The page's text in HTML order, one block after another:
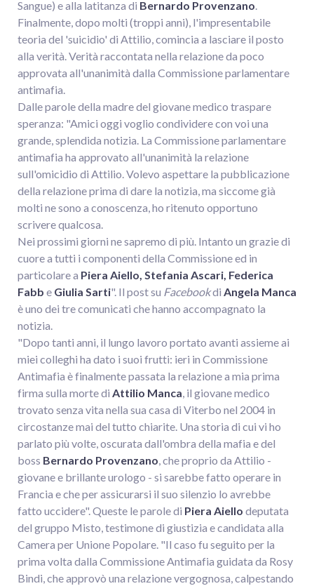
Sangue) e alla latitanza di Bernardo Provenzano.
Finalmente, dopo molti (troppi anni), l'impresentabile
teoria del 'suicidio' di Attilio, comincia a lasciare il posto
alla verità. Verità raccontata nella relazione da poco
approvata all'unanimità dalla Commissione parlamentare
antimafia.
Dalle parole della madre del giovane medico traspare
speranza: "Amici oggi voglio condividere con voi una
grande, splendida notizia. La Commissione parlamentare
antimafia ha approvato all'unanimità la relazione
sull'omicidio di Attilio. Volevo aspettare la pubblicazione
della relazione prima di dare la notizia, ma siccome già
molti ne sono a conoscenza, ho ritenuto opportuno
scrivere qualcosa.
Nei prossimi giorni ne sapremo di più. Intanto un grazie di
cuore a tutti i componenti della Commissione ed in
particolare a Piera Aiello, Stefania Ascari, Federica
Fabb e Giulia Sarti". Il post su Facebookdi Angela Manca
è uno dei tre comunicati che hanno accompagnato la
notizia.
"Dopo tanti anni, il lungo lavoro portato avanti assieme ai
miei colleghi ha dato i suoi frutti: ieri in Commissione
Antimafia è finalmente passata la relazione a mia prima
firma sulla morte di Attilio Manca, il giovane medico
trovato senza vita nella sua casa di Viterbo nel 2004 in
circostanze mai del tutto chiarite. Una storia di cui vi ho
parlato più volte, oscurata dall'ombra della mafia e del
boss Bernardo Provenzano, che proprio da Attilio -
giovane e brillante urologo - si sarebbe fatto operare in
Francia e che per assicurarsi il suo silenzio lo avrebbe
fatto uccidere". Queste le parole di Piera Aiello deputata
del gruppo Misto, testimone di giustizia e candidata alla
Camera per Unione Popolare. "Il caso fu seguito per la
prima volta dalla Commissione Antimafia guidata da Rosy
Bindi, che approvò una relazione vergognosa, calpestando